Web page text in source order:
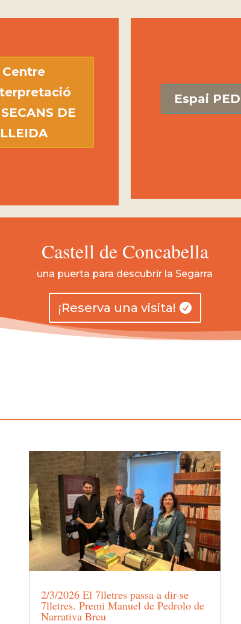
Centre
DE
LLEIDA
Espai
Castell de Concabella
una puerta para descubrir la Segarra
¡Reserva una visita!
2/3/2026 El 7lletres passa a dir-se
7lletres. Premi Manuel de Pedrolo de
Narrativa Breu